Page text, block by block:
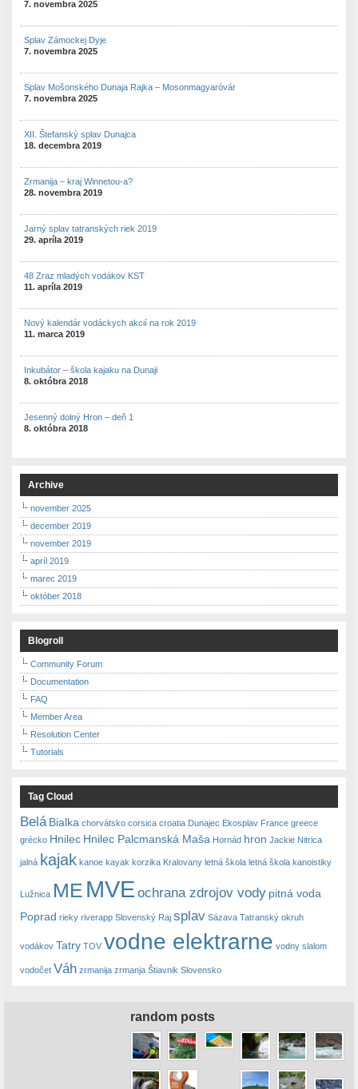
7. novembra 2025
Splav Zámockej Dyje
7. novembra 2025
Splav Mošonského Dunaja Rajka – Mosonmagyaróvár
7. novembra 2025
XII. Štefanský splav Dunajca
18. decembra 2019
Zrmanija – kraj Winnetou-a?
28. novembra 2019
Jarný splav tatranských riek 2019
29. apríla 2019
48 Zraz mladých vodákov KST
11. apríla 2019
Nový kalendár vodáckych akcií na rok 2019
11. marca 2019
Inkubátor – škola kajaku na Dunaji
8. októbra 2018
Jesenný dolný Hron – deň 1
8. októbra 2018
Archive
november 2025
december 2019
november 2019
apríl 2019
marec 2019
október 2018
Blogroll
Community Forum
Documentation
FAQ
Member Area
Resolution Center
Tutorials
Tag Cloud
Belá Bialka chorvátsko corsica croatia Dunajec Ekosplav France greece
grécko Hnilec Hnilec Palcmanská Maša Hornád hron Jackie Nitrica
jalná kajak kanoe kayak korzika Kralovany letná škola letná škola kanoistiky
Lužnica ME MVE ochrana zdrojov vody pitná voda
Poprad rieky riverapp Slovenský Raj splav Sázava Tatranský okruh
vodákov Tatry TOV vodne elektrarne vodny slalom
vodočet Váh zrmanija zrmanja Štiavnik Slovensko
random posts